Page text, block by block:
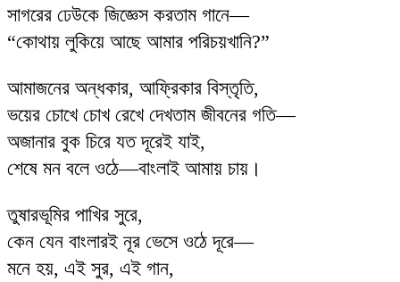
সাগরের ঢেউকে জিজ্ঞেস করতাম গানে—
“কোথায় লুকিয়ে আছে আমার পরিচয়খানি?”
আমাজনের অন্ধকার, আফ্রিকার বিস্তৃতি,
ভয়ের চোখে চোখ রেখে দেখতাম জীবনের গতি—
অজানার বুক চিরে যত দূরেই যাই,
শেষে মন বলে ওঠে—বাংলাই আমায় চায়।
তুষারভূমির পাখির সুরে,
কেন যেন বাংলারই নূর ভেসে ওঠে দূরে—
মনে হয়, এই সুর, এই গান,